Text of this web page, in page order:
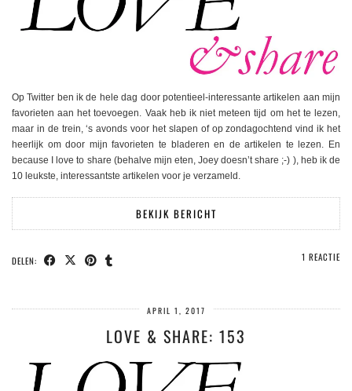
Op Twitter ben ik de hele dag door potentieel-interessante artikelen aan mijn
favorieten aan het toevoegen. Vaak heb ik niet meteen tijd om het te lezen,
maar in de trein, ‘s avonds voor het slapen of op zondagochtend vind ik het
heerlijk om door mijn favorieten te bladeren en de artikelen te lezen. En
because I love to share (behalve mijn eten, Joey doesn’t share ;-) ), heb ik de
10 leukste, interessantste artikelen voor je verzameld.
BEKIJK BERICHT
DELEN: 1 REACTIE
APRIL 1, 2017
LOVE & SHARE: 153